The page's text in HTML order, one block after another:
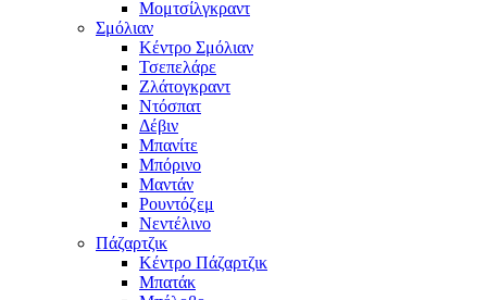
Μομτσίλγκραντ
Σμόλιαν
Κέντρο Σμόλιαν
Τσεπελάρε
Ζλάτογκραντ
Ντόσπατ
Δέβιν
Μπανίτε
Μπόρινο
Μαντάν
Ρουντόζεμ
Νεντέλινο
Πάζαρτζικ
Κέντρο Πάζαρτζικ
Μπατάκ